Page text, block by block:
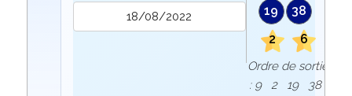
19
38
2
6
Ordre de sortie
: 9 2 19 38